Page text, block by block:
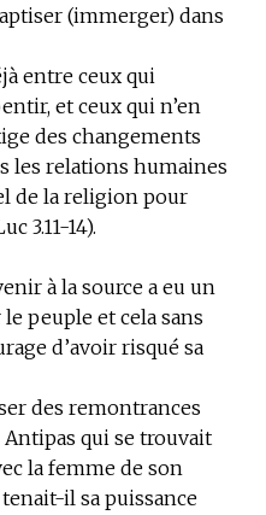
(immerger) dans
entre ceux qui
et ceux qui n’en
des changements
les relations humaines
de la religion pour
3.11-14).
à la source a eu un
peuple et cela sans
d’avoir risqué sa
des remontrances
qui se trouvait
la femme de son
il sa puissance